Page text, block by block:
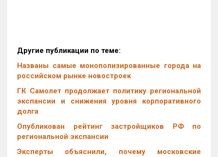
Другие публикации по теме:
Названы самые монополизированные города на
российском рынке новостроек
ГК Самолет продолжает политику региональной
экспансии и снижения уровня корпоративного
долга
Опубликован рейтинг застройщиков РФ по
региональной экспансии
Эксперты объяснили, почему московские